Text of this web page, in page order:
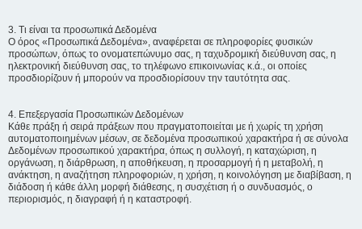
3. Τι είναι τα προσωπικά Δεδομένα
Ο όρος «Προσωπικά Δεδομένα», αναφέρεται σε πληροφορίες φυσικών
προσώπων, όπως το ονοματεπώνυμο σας, η ταχυδρομική διεύθυνση σας, η
ηλεκτρονική διεύθυνση σας, το τηλέφωνο επικοινωνίας κ.ά., οι οποίες
προσδιορίζουν ή μπορούν να προσδιορίσουν την ταυτότητα σας.
4. Επεξεργασία Προσωπικών Δεδομένων
Κάθε πράξη ή σειρά πράξεων που πραγματοποιείται με ή χωρίς τη χρήση
αυτοματοποιημένων μέσων, σε δεδομένα προσωπικού χαρακτήρα ή σε σύνολα
Δεδομένων προσωπικού χαρακτήρα, όπως η συλλογή, η καταχώριση, η
οργάνωση, η διάρθρωση, η αποθήκευση, η προσαρμογή ή η μεταβολή, η
ανάκτηση, η αναζήτηση πληροφοριών, η χρήση, η κοινολόγηση με διαβίβαση, η
διάδοση ή κάθε άλλη μορφή διάθεσης, η συσχέτιση ή ο συνδυασμός, ο
περιορισμός, η διαγραφή ή η καταστροφή.